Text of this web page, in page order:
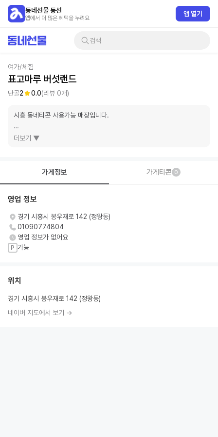
동네선물 동선
앱에서 더 많은 혜택을 누려요
앱 열기
검색
여가/체험
표고마루 버섯랜드
단골2 0.0(리뷰 0개)
시흥 동네티콘 사용가능 매장입니다.
표고마루 버섯랜드는 경기도 시흥시 봉우재로 142에 위치한 체험형 농장
로 단체 및 기관 예약체험에 적합한 복합형 농장입니다
더보기 ▼
가게정보 가게티콘 0
영업 정보
경기 시흥시 봉우재로 142 (정왕동)
01090774804
영업 정보가 없어요
P 가능
위치
경기 시흥시 봉우재로 142 (정왕동)
네이버 지도에서 보기 →